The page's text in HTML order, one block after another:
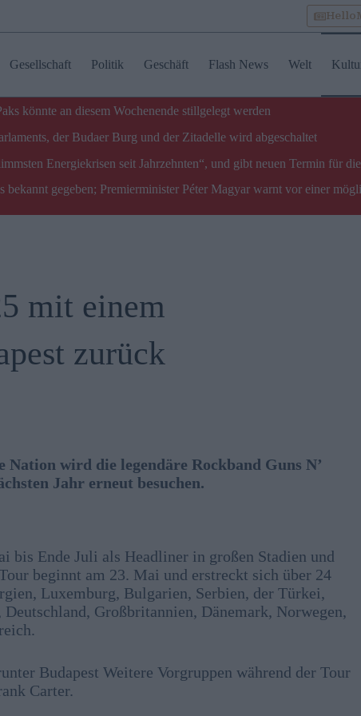
Gesellschaft Politik Geschäft Flash News Welt
könnte an diesem Wochenende stillgelegt werden
der Budaer Burg und der Zitadelle wird abgeschaltet
Energiekrisen seit Jahrzehnten“, und gibt neuen Termin für
gegeben; Premierminister Péter Magyar warnt vor einer
mit einem
zurück
wird die legendäre Rockband Guns N’
Jahr erneut besuchen.
bis Ende Juli als Headliner in großen Stadien und
beginnt am 23. Mai und erstreckt sich über 24
Luxemburg, Bulgarien, Serbien, der Türkei,
Großbritannien, Dänemark, Norwegen,
Budapest Weitere Vorgruppen während der Tour
Carter.